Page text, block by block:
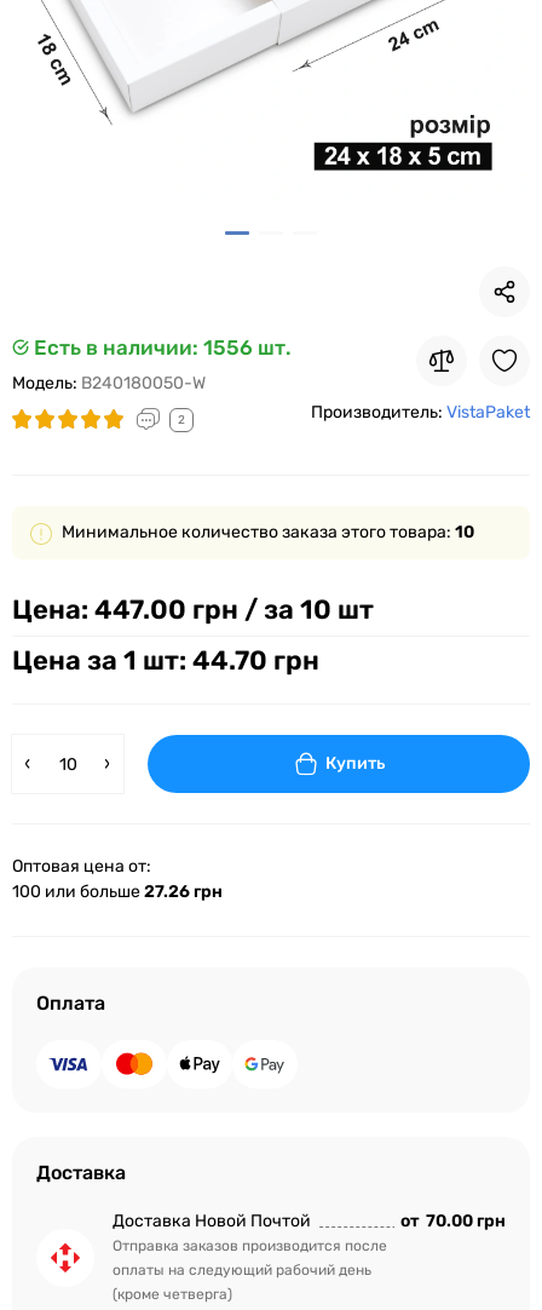
Есть в наличии: 1556 шт.
Модель: B240180050-W
2 Производитель: VistaPaket
Минимальное количество заказа этого товара: 10
Цена: 447.00 грн / за 10 шт
Цена за 1 шт: 44.70 грн
Купить
Оптовая цена от:
100 или больше27.26 грн
Оплата
Доставка
Доставка Новой Почтой
Отправка заказов производится после
оплаты на следующий рабочий день
(кроме четверга)
от 70.00 грн